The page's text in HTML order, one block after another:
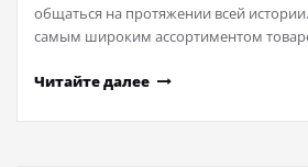
общаться на протяжении всей
самым широким ассортиментом
Читайте далее